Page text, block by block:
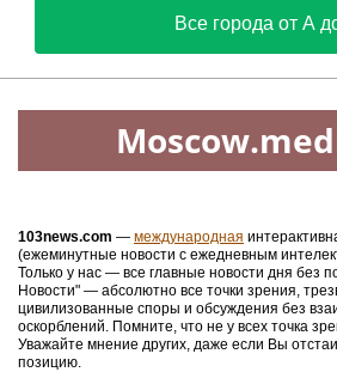
Все города от А
103news.com — международная
(ежеминутные новости с ежедневным
Только у нас — все главные новости дня без
Новости" — абсолютно все точки зрения,
цивилизованные споры и обсуждения без
оскорблений. Помните, что не у всех точка
Уважайте мнение других, даже если Вы
позицию.